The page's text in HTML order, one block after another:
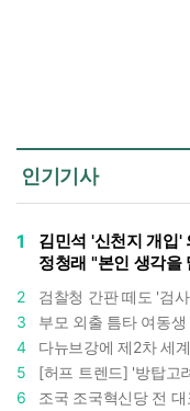
인기기사
1
김민석 '신천지 개입'
정청래 "본인 생각을
2
3
4
5
6